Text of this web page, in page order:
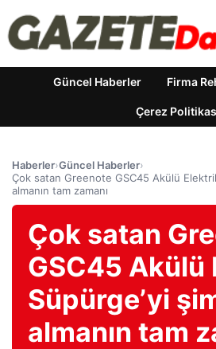
Güncel Haberler Firma
Çerez
Haberler›Güncel Haberler›
Çok satan Greenote GSC45 Akülü
almanın tam zamanı
Çok satan
GSC45 Akülü
Süpürge’yi
almanın tam